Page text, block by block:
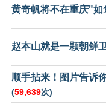
黄奇帆将不在重庆"如
赵本山就是一颗朝鲜
顺手拈来！图片告诉
(59,639次)